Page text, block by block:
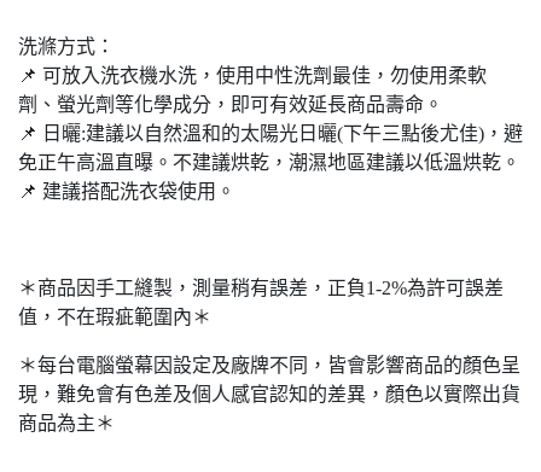
洗滌方式：
📌 可放入洗衣機水洗，使用中性洗劑最佳，勿使⽤柔軟
劑、螢光劑等化學成分，即可有效延長商品壽命。
📌 ⽇曬:建議以⾃然溫和的太陽光⽇曬(下午三點後尤佳)，避
免正午⾼溫直曝。不建議烘乾，潮濕地區建議以低溫烘乾。
📌 建議搭配洗衣袋使⽤。
＊商品因手工縫製，測量稍有誤差，正負1-2%為許可誤差
值，不在瑕疵範圍內＊
＊每台電腦螢幕因設定及廠牌不同，皆會影響商品的顏色呈
現，難免會有色差及個人感官認知的差異，顏色以實際出貨
商品為主＊